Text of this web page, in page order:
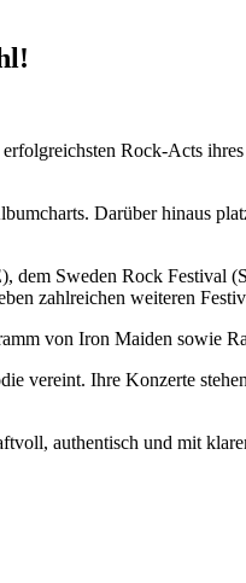
Rock-Acts
Darüber hinaus
Sweden Rock Festival
zahlreichen weiteren
von Iron Maiden sowie
vereint. Ihre Konzerte
authentisch und mit